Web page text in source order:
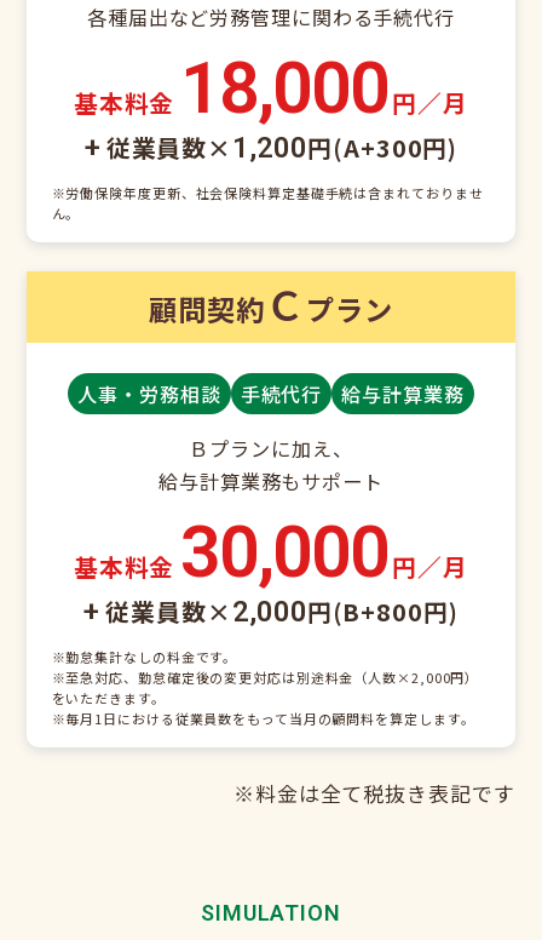
各種届出など労務管理に関わる手続代行
基本料金 18,000円／月
+ 従業員数× 1,200円(A+300円)
※労働保険年度更新、社会保険料算定基礎手続は含まれておりませ
ん。
顧問契約 Ｃ プラン
人事・労務相談 手続代行
給与計算業務
Ｂプランに加え、
給与計算業務もサポート
基本料金 30,000円／月
+ 従業員数×2,000円(B+800円)
※勤怠集計なしの料金です。
※至急対応、勤怠確定後の変更対応は別途料金（人数×2,000円）
をいただきます。
※毎月1日における従業員数をもって当月の顧問料を算定します。
※料金は全て税抜き表記です
SIMULATION